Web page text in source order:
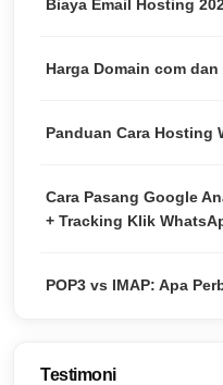
Biaya Email Hosting
Harga Domain com
Panduan Cara Hosting
Cara Pasang Google
+ Tracking Klik
POP3 vs IMAP: Apa
Testimoni